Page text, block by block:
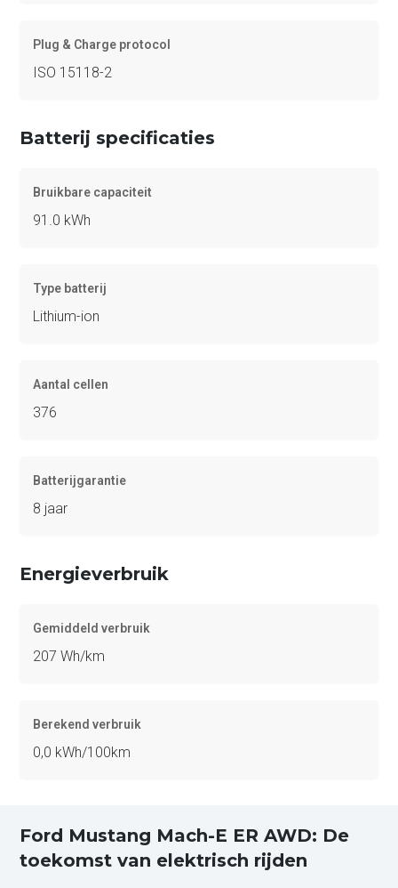
Plug & Charge protocol
ISO 15118-2
Batterij specificaties
Bruikbare capaciteit
91.0 kWh
Type batterij
Lithium-ion
Aantal cellen
376
Batterijgarantie
8 jaar
Energieverbruik
Gemiddeld verbruik
207 Wh/km
Berekend verbruik
0,0 kWh/100km
Ford Mustang Mach-E ER AWD: De
toekomst van elektrisch rijden